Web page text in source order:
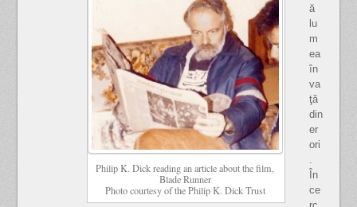
Philip K. Dick reading an article about the film,
Blade Runner
Photo courtesy of the Philip K. Dick Trust
ă
lu
m
ea
în
va
ţă
din
er
ori
În
ce